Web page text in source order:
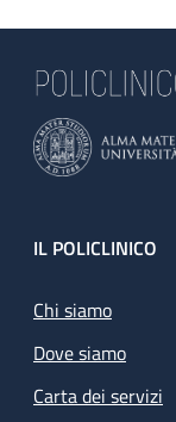
Footer
IL POLICLINICO
Chi siamo
Dove siamo
Carta dei servizi